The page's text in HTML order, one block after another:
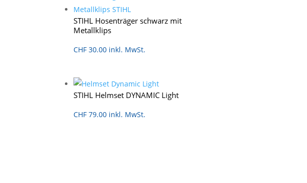
STIHL Hosenträger schwarz mit
Metallklips
CHF 30.00 inkl. MwSt.
STIHL Helmset DYNAMIC Light
CHF 79.00 inkl. MwSt.